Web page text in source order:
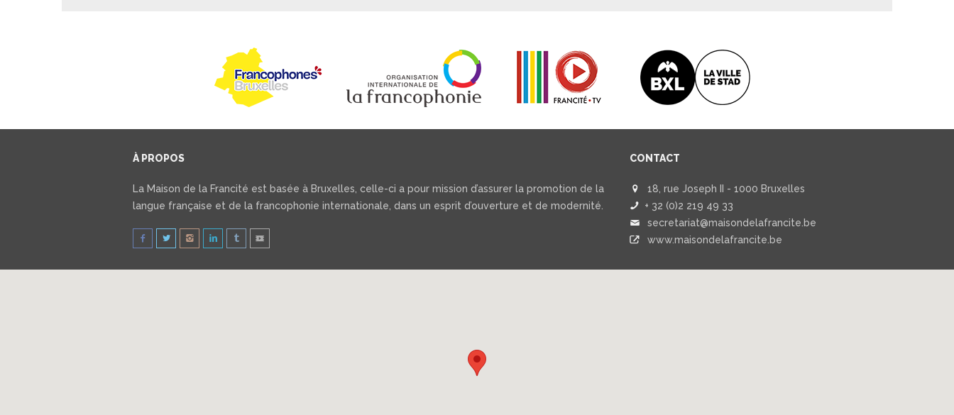
À PROPOS
La Maison de la Francité est basée à Bruxelles, celle-ci a pour mission d’assurer la promotion de la
langue française et de la francophonie internationale, dans un esprit d’ouverture et de modernité.
CONTACT
18, rue Joseph II - 1000 Bruxelles
+ 32 (0)2 219 49 33
secretariat@maisondelafrancite.be
www.maisondelafrancite.be